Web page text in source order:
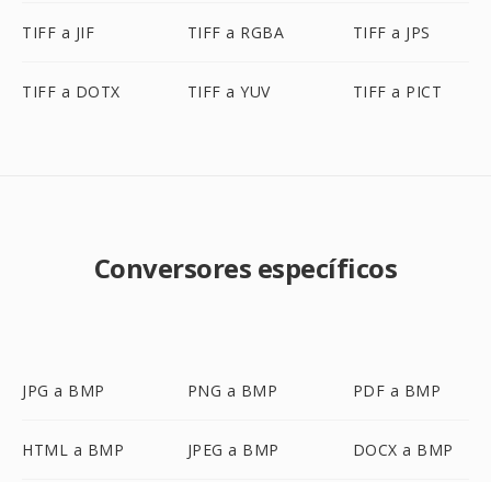
TIFF a JIF TIFF a RGBA TIFF a JPS
TIFF a DOTX TIFF a YUV TIFF a PICT
Conversores específicos
JPG a BMP PNG a BMP PDF a BMP
HTML a BMP JPEG a BMP DOCX a BMP